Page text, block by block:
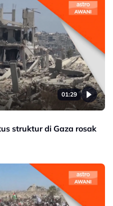
01:29
struktur di Gaza rosak